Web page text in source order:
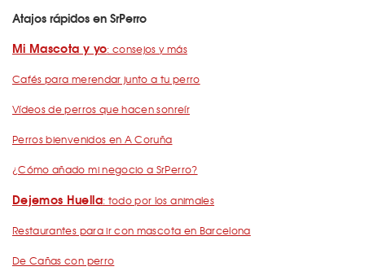
Atajos rápidos en SrPerro
Mi Mascota y yo: consejos y más
Cafés para merendar junto a tu perro
Vídeos de perros que hacen sonreír
Perros bienvenidos en A Coruña
¿Cómo añado mi negocio a SrPerro?
Dejemos Huella: todo por los animales
Restaurantes para ir con mascota en Barcelona
De Cañas con perro